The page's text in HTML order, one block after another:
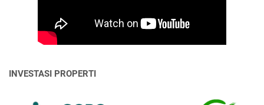
INVESTASI PROPERTI